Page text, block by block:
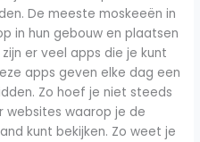
De meeste moskeeën in
in hun gebouw en plaatsen
er veel apps die je kunt
apps geven elke dag een
Zo hoef je niet steeds
websites waarop je de
kunt bekijken. Zo weet je